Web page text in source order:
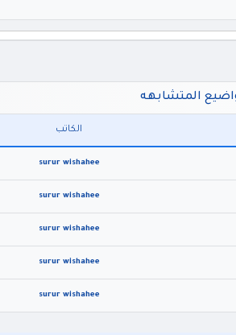
المتشابهه
الكاتب
surur wishahee
surur wishahee
surur wishahee
surur wishahee
surur wishahee